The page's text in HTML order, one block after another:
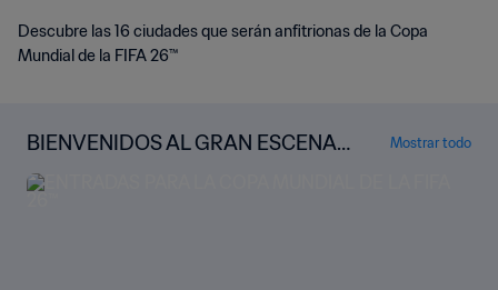
Descubre las 16 ciudades que serán anfitrionas de la Copa
Mundial de la FIFA 26™
BIENVENIDOS AL GRAN ESCENARI
O
Mostrar todo